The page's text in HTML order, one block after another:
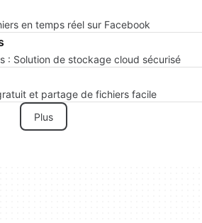
en temps réel sur Facebook
: Solution de stockage cloud sécurisé
et partage de fichiers facile
Plus